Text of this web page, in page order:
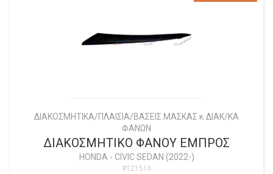
ΔΙΑΚΟΣΜΗΤΙΚΑ/ΠΛΑΙΣΙΑ/ΒΑΣΕΙΣ ΜΑΣΚΑΣ κ ΔΙΑΚ/ΚΑ
ΦΑΝΩΝ
ΔΙΑΚΟΣΜΗΤΙΚΟ ΦΑΝΟΥ ΕΜΠΡΟΣ
HONDA- CIVIC SEDAN (2022-)
#121516